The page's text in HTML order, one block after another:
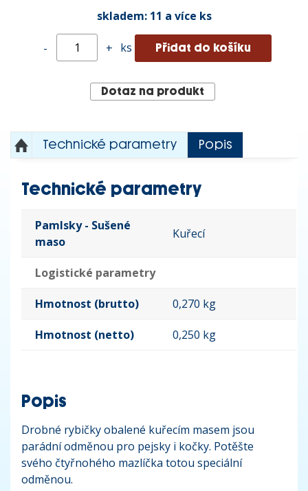
skladem: 11 a více ks
- + ks
Dotaz na produkt
Technické parametry Popis
Technické parametry
Pamlsky - Sušené
maso
Kuřecí
Logistické parametry
Hmotnost (brutto) 0,270 kg
Hmotnost (netto) 0,250 kg
Popis
Drobné rybičky obalené kuřecím masem jsou
parádní odměnou pro pejsky i kočky. Potěšte
svého čtyřnohého mazlíčka totou speciální
odměnou.